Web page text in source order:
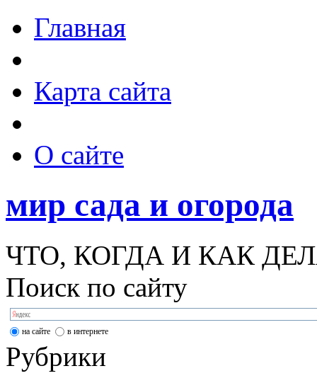
Главная
Карта сайта
О сайте
мир сада и огорода
ЧТО, КОГДА И КАК
Поиск по сайту
на сайте в интернете
Рубрики